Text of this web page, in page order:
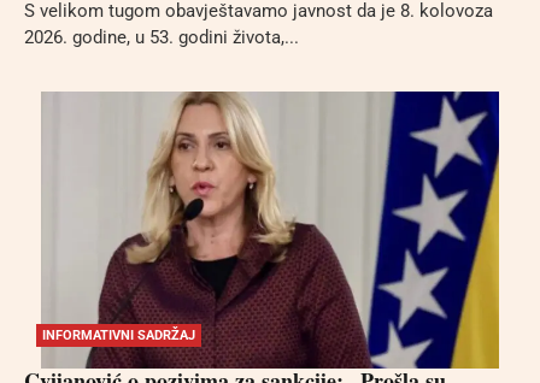
S velikom tugom obavještavamo javnost da je 8. kolovoza
2026. godine, u 53. godini života,...
INFORMATIVNI SADRŽAJ